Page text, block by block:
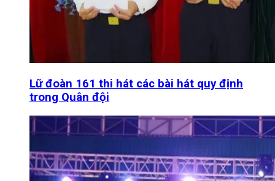
Lữ đoàn 161 thi hát các bài hát quy định
trong Quân đội